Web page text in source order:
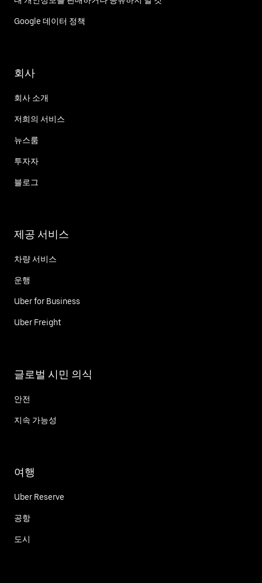
Google 데이터 정책
회사
회사 소개
저희의 서비스
뉴스룸
투자자
블로그
제공 서비스
차량 서비스
운행
Uber for Business
Uber Freight
글로벌 시민 의식
안전
지속 가능성
여행
Uber Reserve
공항
도시